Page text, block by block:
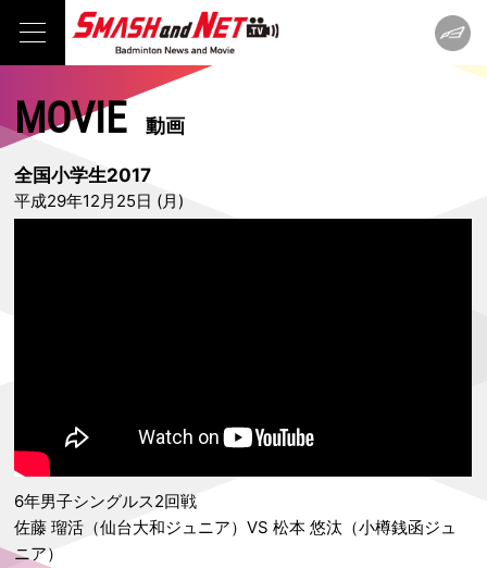
MOVIE動画
全国小学生2017
平成29年12月25日 (月)
6年男子シングルス2回戦
佐藤 瑠活（仙台大和ジュニア）VS 松本 悠汰（小樽銭函ジュ
ニア）